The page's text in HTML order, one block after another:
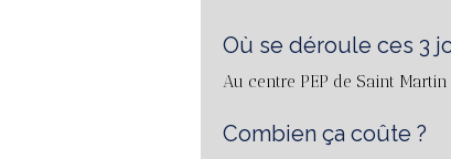
Où se déroule ces 3
Au centre PEP de Saint
Combien ça coûte ?